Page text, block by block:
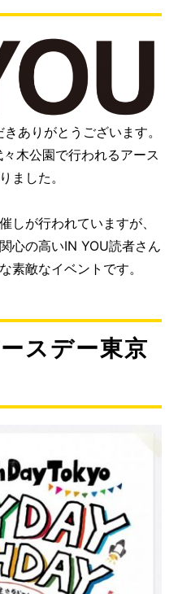
ありがとうございます。
木公園で行われるアース
ました。
しが行われていますが、
心の高いIN YOU読者さん
素敵なイベントです。
スデー東京